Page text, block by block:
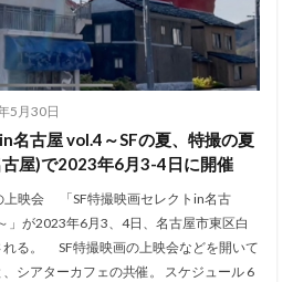
5月30日
名古屋 vol.4～SFの夏、特撮の夏
屋)で2023年6月3-4日に開催
上映会 「SF特撮映画セレクトin名古
」が2023年6月3、4日、名古屋市東区白
れる。 SF特撮映画の上映会などを開いて
シアターカフェの共催。 スケジュール 6